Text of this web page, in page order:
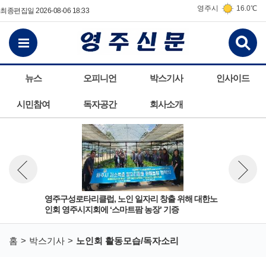
최종편집일 2026-08-06 18:33 영주시 16.0℃
뉴스 오피니언 박스기사 인사이드
시민참여 독자공간 회사소개
전체메뉴보기
영주구성로타리클럽, 노인 일자리 창출 위해 대한노
인회 영주시지회에 ‘스마트팜 농장’ 기증
뉴스 이전보기
홈 박스기사 노인회 활동모습/독자소리